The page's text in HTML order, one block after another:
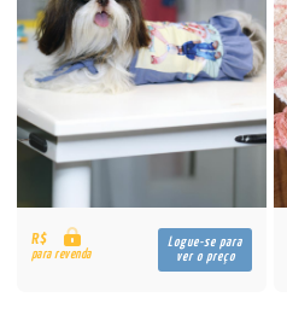
R$
para revenda
Logue-se para
ver o preço